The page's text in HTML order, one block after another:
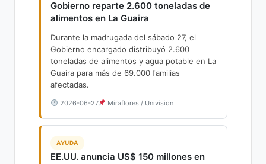
Gobierno reparte 2.600 toneladas de
alimentos en La Guaira
Durante la madrugada del sábado 27, el
Gobierno encargado distribuyó 2.600
toneladas de alimentos y agua potable en La
Guaira para más de 69.000 familias
afectadas.
2026-06-27 Miraflores / Univision
AYUDA
EE.UU. anuncia US$ 150 millones en